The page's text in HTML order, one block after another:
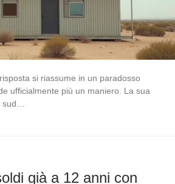
si riassume in un paradosso
ufficialmente più un maniero. La sua
già a 12 anni con